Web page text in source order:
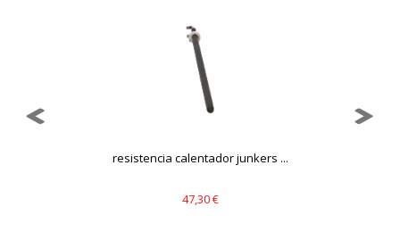
resistencia calentador junkers ...
47,30 €